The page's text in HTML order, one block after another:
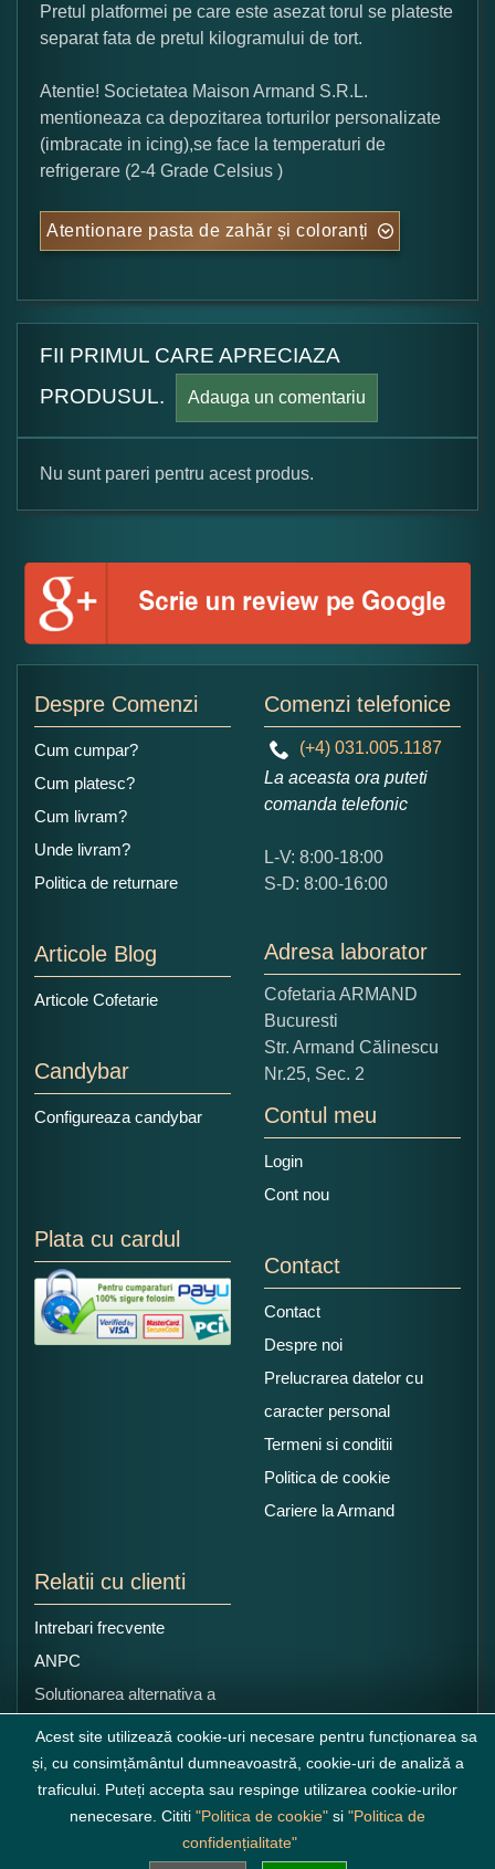
Pretul platformei pe care este asezat torul se plateste
separat fata de pretul kilogramului de tort.
Atentie! Societatea Maison Armand S.R.L.
mentioneaza ca depozitarea torturilor personalizate
(imbracate in icing),se face la temperaturi de
refrigerare (2-4 Grade Celsius )
Atentionare pasta de zahăr și coloranți
FII PRIMUL CARE APRECIAZA
PRODUSUL.
Adauga un comentariu
Formular pareri client
Numele dumneavoastra:
Ce nota acordati acestui produs?
5
Copiati alaturi numarul din imagine:
Nu sunt pareri pentru acest produs.
Despre Comenzi
Cum cumpar?
Cum platesc?
Cum livram?
Unde livram?
Politica de returnare
Articole Blog
Articole Cofetarie
Candybar
Configureaza candybar
Comenzi telefonice
(+4) 031.005.1187
La aceasta ora puteti
comanda telefonic
L-V: 8:00-18:00
S-D: 8:00-16:00
Adresa laborator
Cofetaria ARMAND
Bucuresti
Str. Armand Călinescu
Nr.25, Sec. 2
Contul meu
Login
Cont nou
Plata cu cardul
Contact
Contact
Despre noi
Prelucrarea datelor cu
caracter personal
Termeni si conditii
Politica de cookie
Cariere la Armand
Relatii cu clienti
Intrebari frecvente
ANPC
Solutionarea alternativa a
litigiilor
Acest site utilizează cookie-uri necesare pentru funcționarea sa
și, cu consimțământul dumneavoastră, cookie-uri de analiză a
traficului. Puteți accepta sau respinge utilizarea cookie-urilor
nenecesare. Cititi "Politica de cookie" si "Politica de
confidențialitate"